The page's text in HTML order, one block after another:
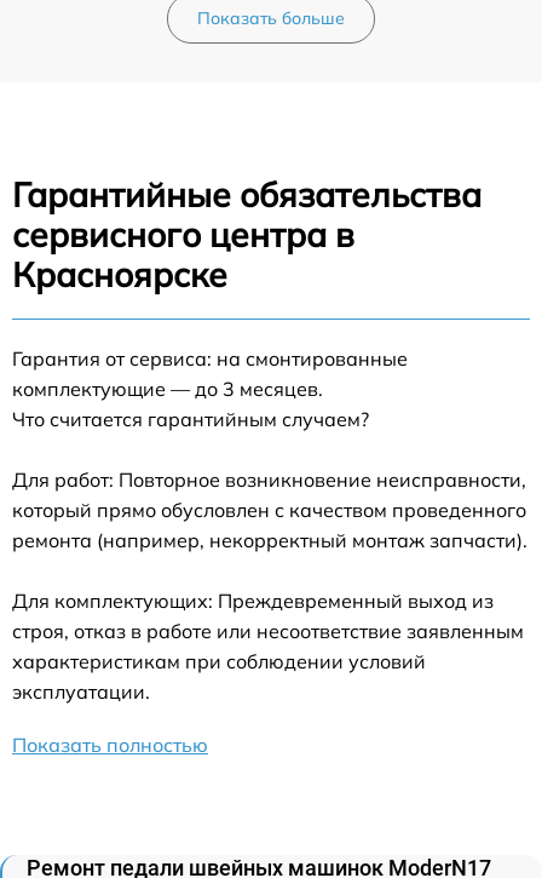
Показать больше
Гарантийные обязательства
сервисного центра в
Красноярске
Гарантия от сервиса: на смонтированные
комплектующие — до 3 месяцев.
Что считается гарантийным случаем?
Для работ: Повторное возникновение неисправности,
который прямо обусловлен с качеством проведенного
ремонта (например, некорректный монтаж запчасти).
Для комплектующих: Преждевременный выход из
строя, отказ в работе или несоответствие заявленным
характеристикам при соблюдении условий
эксплуатации.
Показать полностью
Ремонт педали швейных машинок ModerN17